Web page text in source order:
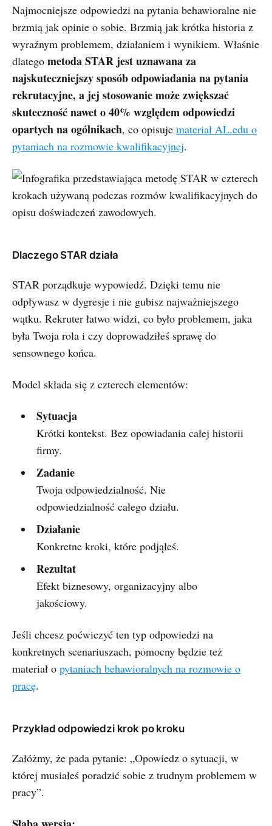
Najmocniejsze odpowiedzi na pytania behawioralne nie
brzmią jak opinie o sobie. Brzmią jak krótka historia z
wyraźnym problemem, działaniem i wynikiem. Właśnie
dlatego metoda STAR jest uznawana za
najskuteczniejszy sposób odpowiadania na pytania
rekrutacyjne, a jej stosowanie może zwiększać
skuteczność nawet o 40% względem odpowiedzi
opartych na ogólnikach, co opisuje materiał AL.edu o
pytaniach na rozmowie kwalifikacyjnej.
Dlaczego STAR działa
STAR porządkuje wypowiedź. Dzięki temu nie
odpływasz w dygresje i nie gubisz najważniejszego
wątku. Rekruter łatwo widzi, co było problemem, jaka
była Twoja rola i czy doprowadziłeś sprawę do
sensownego końca.
Model składa się z czterech elementów:
Sytuacja
Krótki kontekst. Bez opowiadania całej historii
firmy.
Zadanie
Twoja odpowiedzialność. Nie
odpowiedzialność całego działu.
Działanie
Konkretne kroki, które podjąłeś.
Rezultat
Efekt biznesowy, organizacyjny albo
jakościowy.
Jeśli chcesz poćwiczyć ten typ odpowiedzi na
konkretnych scenariuszach, pomocny będzie też
materiał o pytaniach behawioralnych na rozmowie o
pracę.
Przykład odpowiedzi krok po kroku
Załóżmy, że pada pytanie: „Opowiedz o sytuacji, w
której musiałeś poradzić sobie z trudnym problemem w
pracy”.